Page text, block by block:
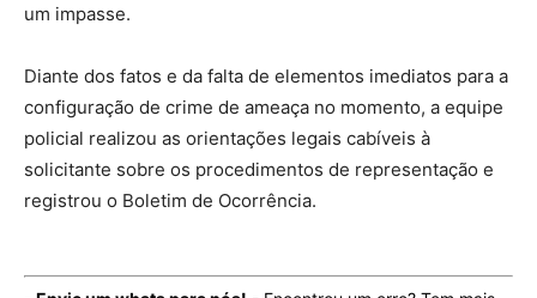
um impasse.
Diante dos fatos e da falta de elementos imediatos para a
configuração de crime de ameaça no momento, a equipe
policial realizou as orientações legais cabíveis à
solicitante sobre os procedimentos de representação e
registrou o Boletim de Ocorrência.